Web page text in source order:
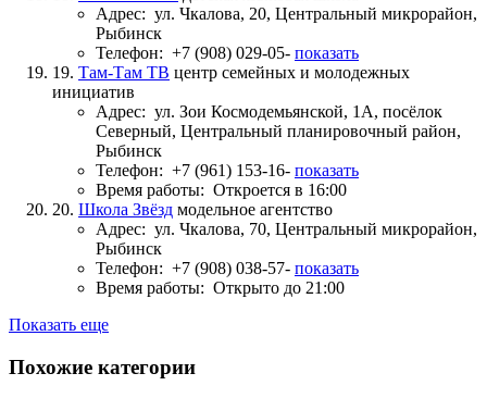
Адрес: ул. Чкалова, 20, Центральный микрорайон,
Рыбинск
Телефон: +7 (908) 029-05- показать
19. Там-Там ТВ центр семейных и молодежных
инициатив
Адрес: ул. Зои Космодемьянской, 1А, посёлок
Северный, Центральный планировочный район,
Рыбинск
Телефон: +7 (961) 153-16- показать
Время работы: Откроется в 16:00
20. Школа Звёзд модельное агентство
Адрес: ул. Чкалова, 70, Центральный микрорайон,
Рыбинск
Телефон: +7 (908) 038-57- показать
Время работы: Открыто до 21:00
Показать еще
Похожие категории